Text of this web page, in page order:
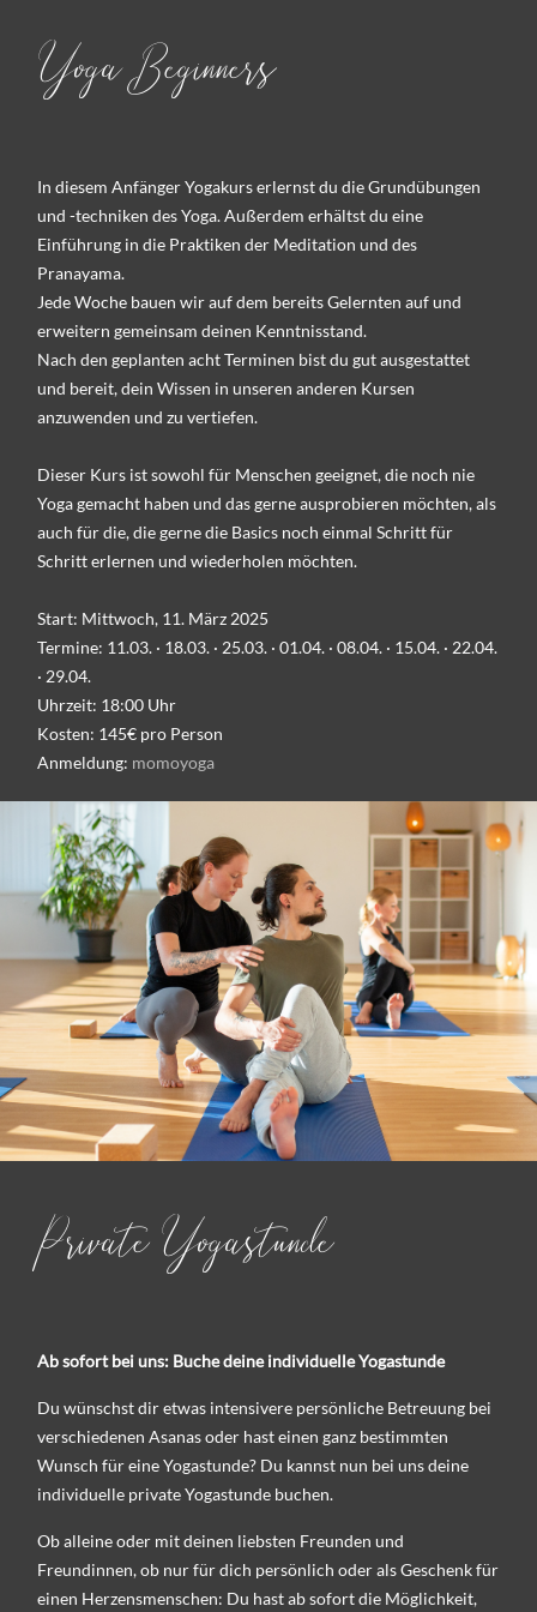
Yoga Beginners
In diesem Anfänger Yogakurs erlernst du die Grundübungen
und -techniken des Yoga. Außerdem erhältst du eine
Einführung in die Praktiken der Meditation und des
Pranayama.
Jede Woche bauen wir auf dem bereits Gelernten auf und
erweitern gemeinsam deinen Kenntnisstand.
Nach den geplanten acht Terminen bist du gut ausgestattet
und bereit, dein Wissen in unseren anderen Kursen
anzuwenden und zu vertiefen.
Dieser Kurs ist sowohl für Menschen geeignet, die noch nie
Yoga gemacht haben und das gerne ausprobieren möchten, als
auch für die, die gerne die Basics noch einmal Schritt für
Schritt erlernen und wiederholen möchten.
Start: Mittwoch, 11. März 2025
Termine: 11.03. · 18.03. · 25.03. · 01.04. · 08.04. · 15.04. · 22.04.
· 29.04.
Uhrzeit: 18:00 Uhr
Kosten: 145€ pro Person
Anmeldung: momoyoga
Private Yogastunde
Ab sofort bei uns: Buche deine individuelle Yogastunde
Du wünschst dir etwas intensivere persönliche Betreuung bei
verschiedenen Asanas oder hast einen ganz bestimmten
Wunsch für eine Yogastunde? Du kannst nun bei uns deine
individuelle private Yogastunde buchen.
Ob alleine oder mit deinen liebsten Freunden und
Freundinnen, ob nur für dich persönlich oder als Geschenk für
einen Herzensmenschen: Du hast ab sofort die Möglichkeit,